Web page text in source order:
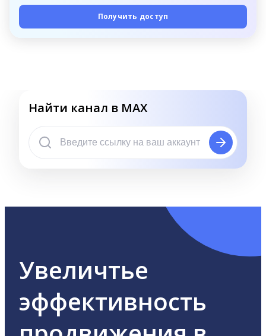
Получить доступ
Найти канал в MAX
Увеличтье
эффективность